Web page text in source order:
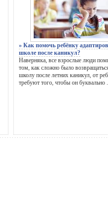
» Как помочь ребёнку
школе после каникул?
Наверняка, все взрослые люди
том, как сложно было
школу после летних каникул, от
требуют того, чтобы он буквально